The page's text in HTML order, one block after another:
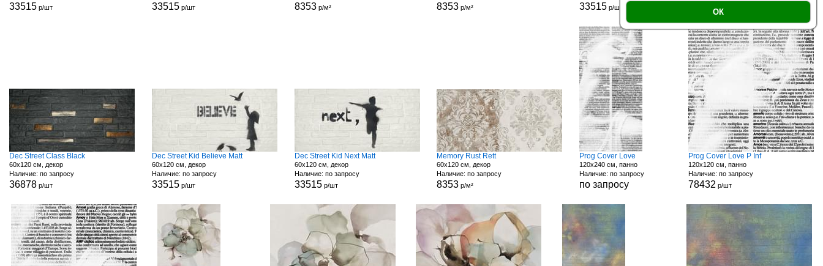
ОК
33515 р/шт 33515р/шт 8353р/м² 8353 р/м² 33515р/шт 33515
Dec Street Class Black
60x120 см, декор
Наличие: по запросу
36878 р/шт
Dec Street Kid Believe Matt
60x120 см, декор
Наличие: по запросу
33515р/шт
Dec Street Kid Next Matt
60x120 см, декор
Наличие: по запросу
33515р/шт
Memory Rust Rett
60x120 см, декор
Наличие: по запросу
8353 р/м²
Prog Cover Love
120x240 см, панно
Наличие: по запросу
по запросу
Prog Cover Love P Inf
120x120 см, панно
Наличие: по запросу
78432 р/шт